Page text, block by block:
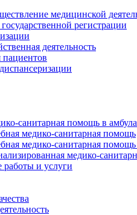
медицинской
регистрации
деятельность
санитарная помощь в
медико-санитарная помощь
медико-санитарная
медико-
и услуги